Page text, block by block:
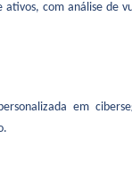
com análise de
em